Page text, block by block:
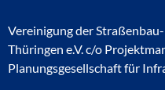
Vereinigung der
Thüringen e.V. c/o
Planungsgesellschaft für